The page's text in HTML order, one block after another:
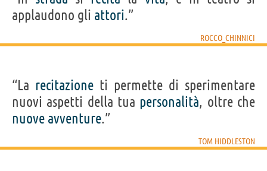
applaudono gli attori.”
ROCCO_CHINNICI
“La recitazione ti permette di sperimentare
nuovi aspetti della tua personalità, oltre che
nuove avventure.”
TOM HIDDLESTON